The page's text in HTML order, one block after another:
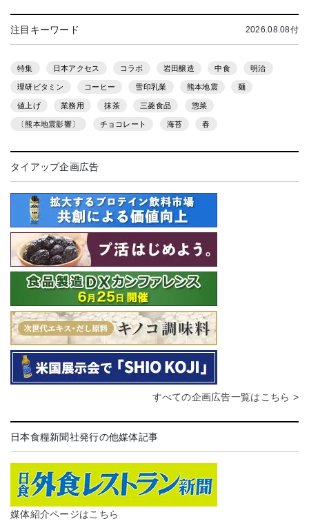
注目キーワード 2026.08.08付
特集 日本アクセス コラボ 岩田醸造 中食 明治
理研ビタミン コーヒー 雪印乳業 熊本地震 麺
値上げ 業務用 抹茶 三菱食品 惣菜
〔熊本地震影響〕 チョコレート 海苔 春
タイアップ企画広告
すべての企画広告一覧はこちら >
日本食糧新聞社発行の他媒体記事
媒体紹介ページはこちら